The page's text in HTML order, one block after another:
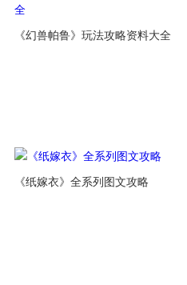
《幻兽帕鲁》玩法攻略资料大全
《纸嫁衣》全系列图文攻略